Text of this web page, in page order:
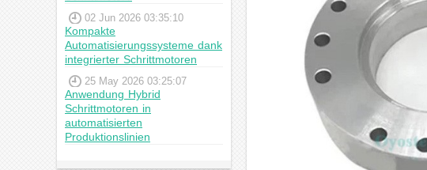
02 Jun 2026 03:35:10
Kompakte
Automatisierungssysteme dank
integrierter Schrittmotoren
25 May 2026 03:25:07
Anwendung Hybrid
Schrittmotoren in
automatisierten
Produktionslinien